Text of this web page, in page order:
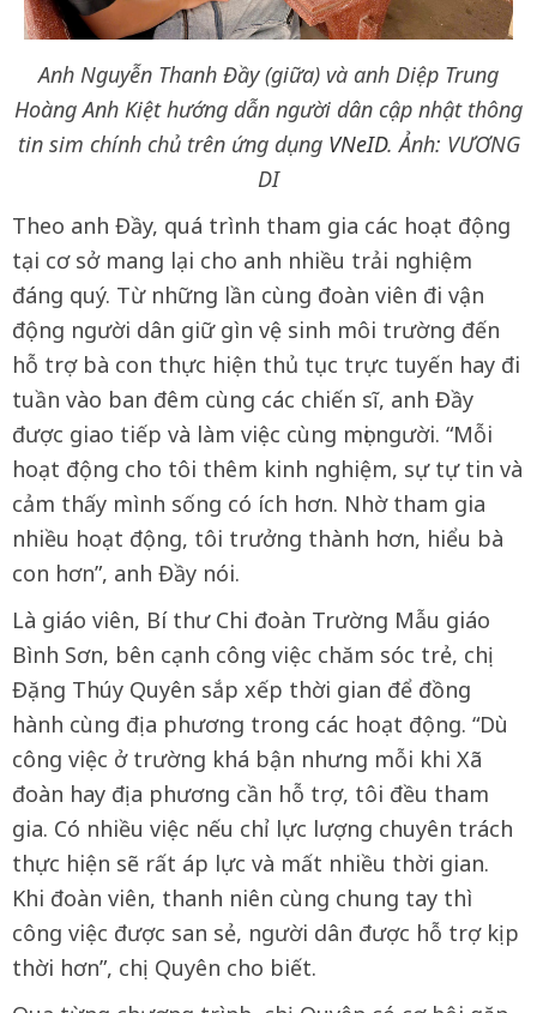
Anh Nguyễn Thanh Đầy (giữa) và anh Diệp Trung
Hoàng Anh Kiệt hướng dẫn người dân cập nhật thông
tin sim chính chủ trên ứng dụng VNeID. Ảnh: VƯƠNG
DI
Theo anh Đầy, quá trình tham gia các hoạt động
tại cơ sở mang lại cho anh nhiều trải nghiệm
đáng quý. Từ những lần cùng đoàn viên đi vận
động người dân giữ gìn vệ sinh môi trường đến
hỗ trợ bà con thực hiện thủ tục trực tuyến hay đi
tuần vào ban đêm cùng các chiến sĩ, anh Đầy
được giao tiếp và làm việc cùng mọi người. “Mỗi
hoạt động cho tôi thêm kinh nghiệm, sự tự tin và
cảm thấy mình sống có ích hơn. Nhờ tham gia
nhiều hoạt động, tôi trưởng thành hơn, hiểu bà
con hơn”, anh Đầy nói.
Là giáo viên, Bí thư Chi đoàn Trường Mẫu giáo
Bình Sơn, bên cạnh công việc chăm sóc trẻ, chị
Đặng Thúy Quyên sắp xếp thời gian để đồng
hành cùng địa phương trong các hoạt động. “Dù
công việc ở trường khá bận nhưng mỗi khi Xã
đoàn hay địa phương cần hỗ trợ, tôi đều tham
gia. Có nhiều việc nếu chỉ lực lượng chuyên trách
thực hiện sẽ rất áp lực và mất nhiều thời gian.
Khi đoàn viên, thanh niên cùng chung tay thì
công việc được san sẻ, người dân được hỗ trợ kịp
thời hơn”, chị Quyên cho biết.